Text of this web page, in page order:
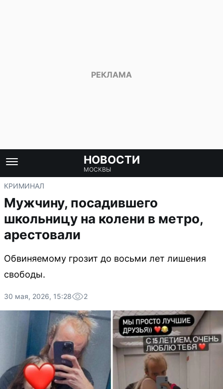
НОВОСТИ
МОСКВЫ
КРИМИНАЛ
Мужчину, посадившего
школьницу на колени в метро,
арестовали
Обвиняемому грозит до восьми лет лишения
свободы.
30 мая, 2026, 15:28 2